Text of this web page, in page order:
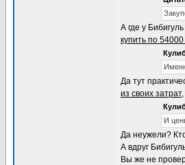
А где у
купить по
Да тут
из своих затрат
И
Да неужели?
А вдруг
Вы же не